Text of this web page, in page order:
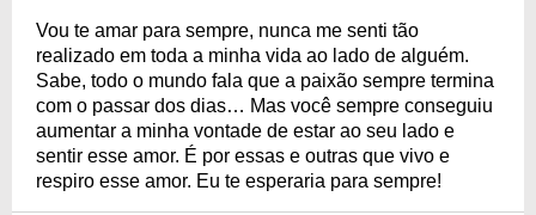
Vou te amar para sempre, nunca me senti tão
realizado em toda a minha vida ao lado de alguém.
Sabe, todo o mundo fala que a paixão sempre termina
com o passar dos dias… Mas você sempre conseguiu
aumentar a minha vontade de estar ao seu lado e
sentir esse amor. É por essas e outras que vivo e
respiro esse amor. Eu te esperaria para sempre!